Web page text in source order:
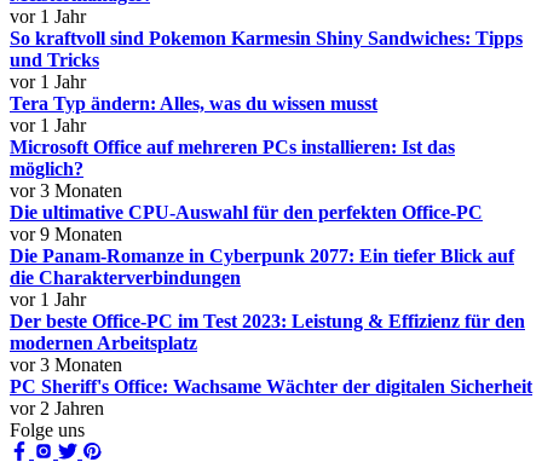
vor 1 Jahr
So kraftvoll sind Pokemon Karmesin Shiny Sandwiches: Tipps
und Tricks
vor 1 Jahr
Tera Typ ändern: Alles, was du wissen musst
vor 1 Jahr
Microsoft Office auf mehreren PCs installieren: Ist das
möglich?
vor 3 Monaten
Die ultimative CPU-Auswahl für den perfekten Office-PC
vor 9 Monaten
Die Panam-Romanze in Cyberpunk 2077: Ein tiefer Blick auf
die Charakterverbindungen
vor 1 Jahr
Der beste Office-PC im Test 2023: Leistung & Effizienz für den
modernen Arbeitsplatz
vor 3 Monaten
PC Sheriff's Office: Wachsame Wächter der digitalen Sicherheit
vor 2 Jahren
Folge uns